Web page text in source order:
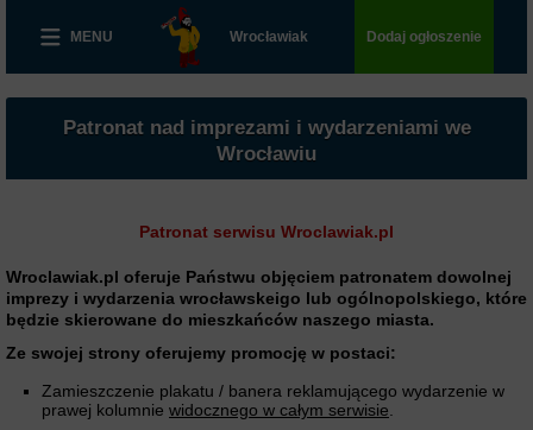
MENU Wrocławiak Dodaj ogłoszenie
Patronat nad imprezami i wydarzeniami we
Wrocławiu
Patronat serwisu Wroclawiak.pl
Wroclawiak.pl oferuje Państwu objęciem patronatem dowolnej
imprezy i wydarzenia wrocławskeigo lub ogólnopolskiego, które
będzie skierowane do mieszkańców naszego miasta.
Ze swojej strony oferujemy promocję w postaci:
Zamieszczenie plakatu / banera reklamującego wydarzenie w
prawej kolumnie widocznego w całym serwisie